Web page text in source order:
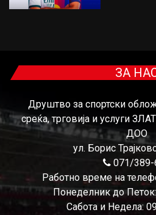
ЗА
Друштво за спортски
среќа, трговија и услуги
ДОО
ул. Борис
071/389-
Работно време на
Понеделник до
Сабота и Недела: